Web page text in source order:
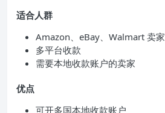
适合人群
Amazon、eBay、Walmart 卖家
多平台收款
需要本地收款账户的卖家
优点
可开多国本地收款账户